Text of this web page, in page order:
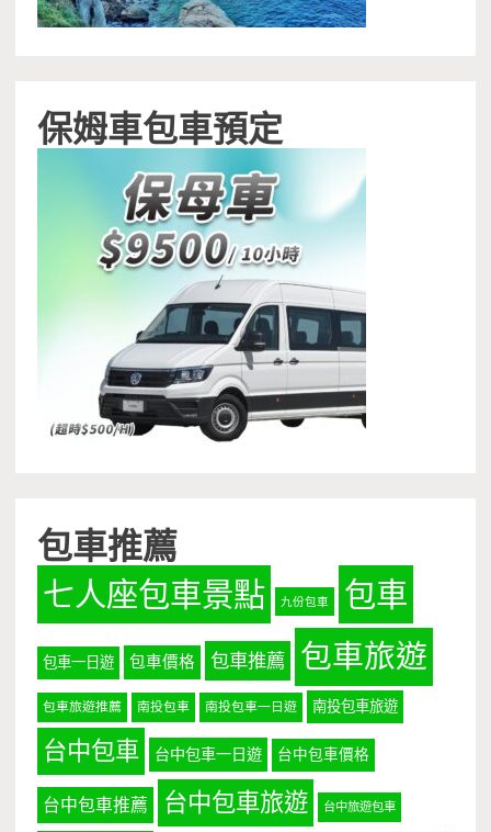
保姆車包車預定
包車推薦
七人座包車景點 九份包車 包車
包車一日遊 包車價格 包車推薦 包車旅遊
包車旅遊推薦 南投包車 南投包車一日遊 南投包車旅遊
台中包車 台中包車一日遊 台中包車價格
台中包車推薦 台中包車旅遊 台中旅遊包車